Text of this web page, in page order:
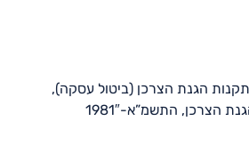
הגנת הצרכן (ביטול עסקה),